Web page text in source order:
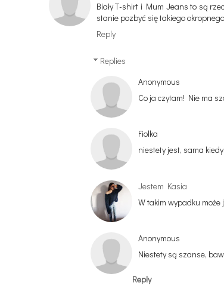
Biały T-shirt i Mum Jeans to są
stanie pozbyć się takiego
Reply
Replies
Anonymous
Co ja czytam! Nie ma
Fiolka
niestety jest, sama
Jestem Kasia
W takim wypadku
Anonymous
Niestety są szanse,
Reply